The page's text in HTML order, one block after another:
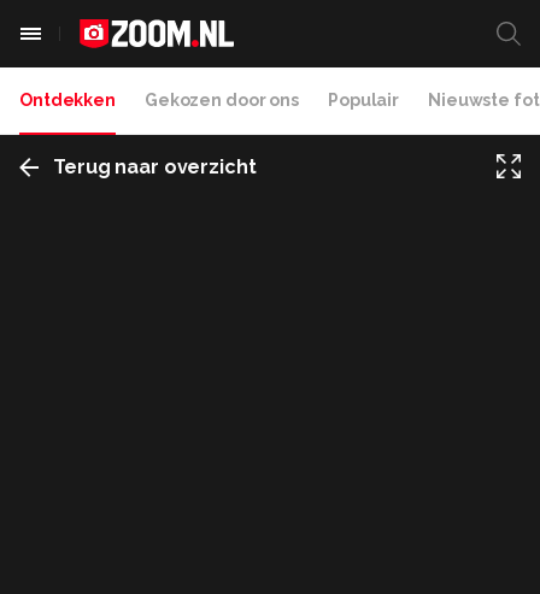
Ontdekken Gekozen door ons Populair Nieuwste
Terug naar overzicht